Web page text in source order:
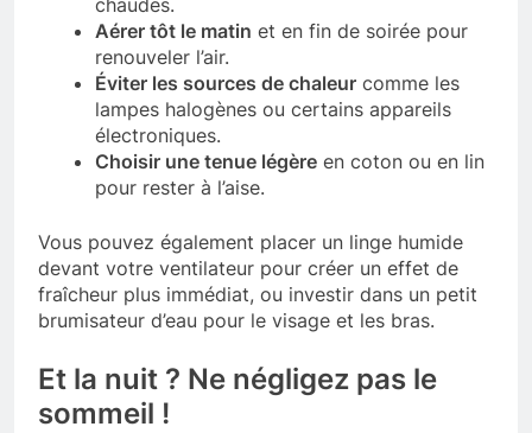
chaudes.
Aérer tôt le matin et en fin de soirée pour
renouveler l’air.
Éviter les sources de chaleur comme les
lampes halogènes ou certains appareils
électroniques.
Choisir une tenue légère en coton ou en lin
pour rester à l’aise.
Vous pouvez également placer un linge humide
devant votre ventilateur pour créer un effet de
fraîcheur plus immédiat, ou investir dans un petit
brumisateur d’eau pour le visage et les bras.
Et la nuit ? Ne négligez pas le
sommeil !